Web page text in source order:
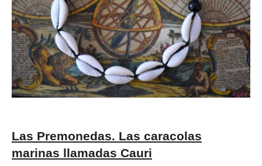
Las Premonedas. Las caracolas
marinas llamadas Cauri